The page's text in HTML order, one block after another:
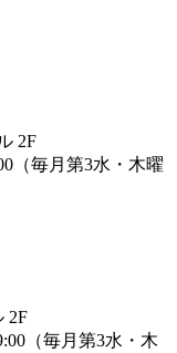
2F
（毎月第3水・木曜
2F
（毎月第3水・木